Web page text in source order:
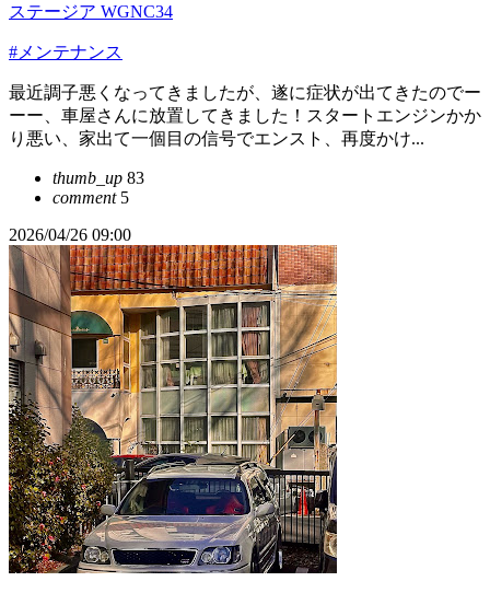
ステージア WGNC34
#メンテナンス
最近調子悪くなってきましたが、遂に症状が出てきたのでー
ーー、車屋さんに放置してきました！スタートエンジンかか
り悪い、家出て一個目の信号でエンスト、再度かけ...
thumb_up 83
comment5
2026/04/26 09:00